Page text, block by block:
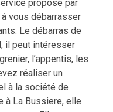
proposé par
vous débarrasser
Le débarras de
il peut intéresser
l’appentis, les
réaliser un
à la société de
à La Bussiere, elle